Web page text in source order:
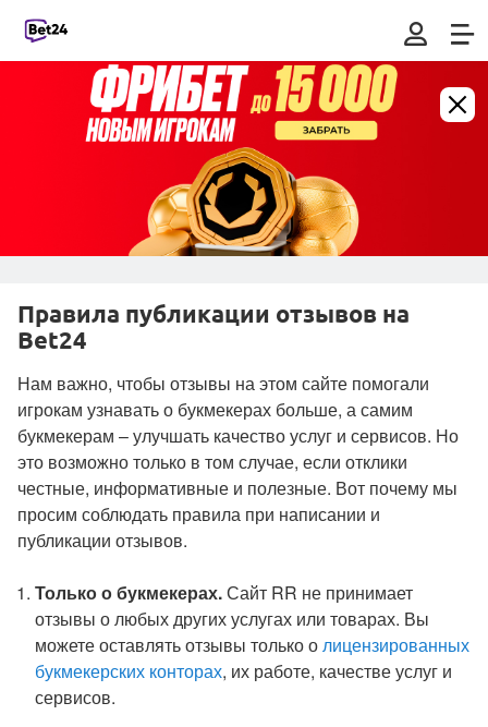
Правила публикации отзывов на
Bet24
Нам важно, чтобы отзывы на этом сайте помогали
игрокам узнавать о букмекерах больше, а самим
букмекерам – улучшать качество услуг и сервисов. Но
это возможно только в том случае, если отклики
честные, информативные и полезные. Вот почему мы
просим соблюдать правила при написании и
публикации отзывов.
Только о букмекерах.Сайт RR не принимает
отзывы о любых других услугах или товарах. Вы
можете оставлять отзывы только олицензированных
букмекерских конторах, их работе, качестве услуг и
сервисов.